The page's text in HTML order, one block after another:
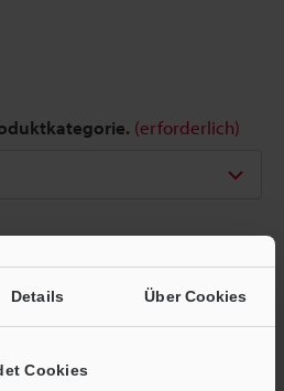
Details Über Cookies
Cookies
(erforderlich)
zur Eingabe des Passworts weiter.
haben, können Sie die